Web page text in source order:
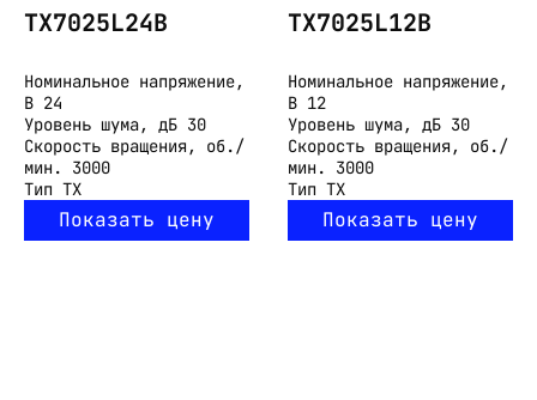
TX7025L24B
Номинальное напряжение,
В 24
Уровень шума, дБ 30
Скорость вращения, об./
мин.
3000
Тип TX
Показать цену
TX7025L12B
Номинальное напряжение,
В 12
Уровень шума, дБ 30
Скорость вращения, об./
мин.
3000
Тип TX
Показать цену